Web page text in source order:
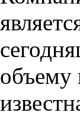
объему